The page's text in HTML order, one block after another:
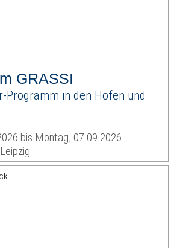
GRASSI
Programm in den Höfen und
bis Montag, 07.09.2026